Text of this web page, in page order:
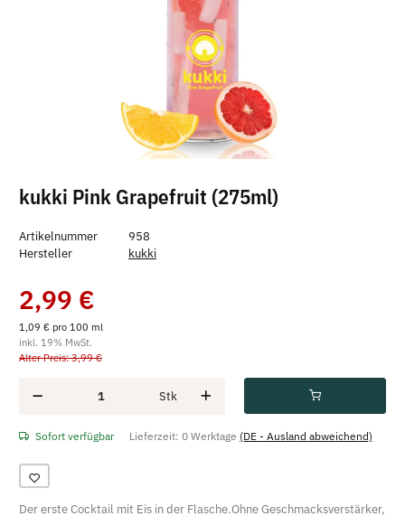
kukki Pink Grapefruit (275ml)
Artikelnummer
958
Hersteller
kukki
2,99 €
1,09 € pro 100 ml
inkl. 19% MwSt.
Alter Preis: 3,99 €
Stk
Sofort verfügbar Lieferzeit: 0 Werktage (DE - Ausland abweichend)
Der erste Cocktail mit Eis in der Flasche.Ohne Geschmacksverstärker,